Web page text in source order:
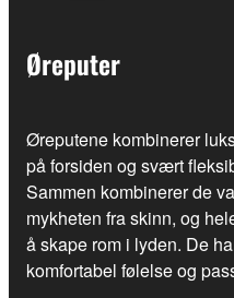
Øreputer
Øreputene kombinerer
på forsiden og svært
Sammen kombinerer de
mykheten fra skinn, og
å skape rom i lyden. De
komfortabel følelse og